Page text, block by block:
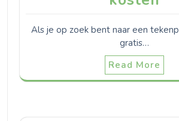
Als je op zoek bent naar een
gratis…
Read More